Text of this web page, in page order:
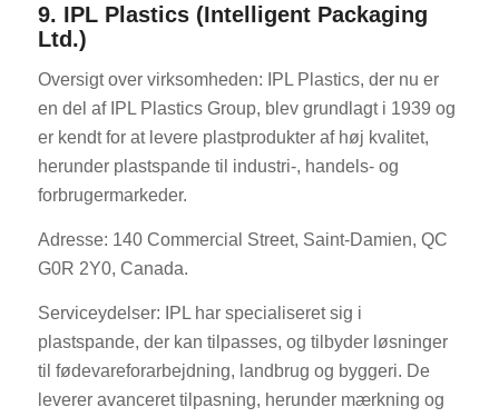
9. IPL Plastics (Intelligent Packaging
Ltd.)
Oversigt over virksomheden: IPL Plastics, der nu er
en del af IPL Plastics Group, blev grundlagt i 1939 og
er kendt for at levere plastprodukter af høj kvalitet,
herunder plastspande til industri-, handels- og
forbrugermarkeder.
Adresse: 140 Commercial Street, Saint-Damien, QC
G0R 2Y0, Canada.
Serviceydelser: IPL har specialiseret sig i
plastspande, der kan tilpasses, og tilbyder løsninger
til fødevareforarbejdning, landbrug og byggeri. De
leverer avanceret tilpasning, herunder mærkning og